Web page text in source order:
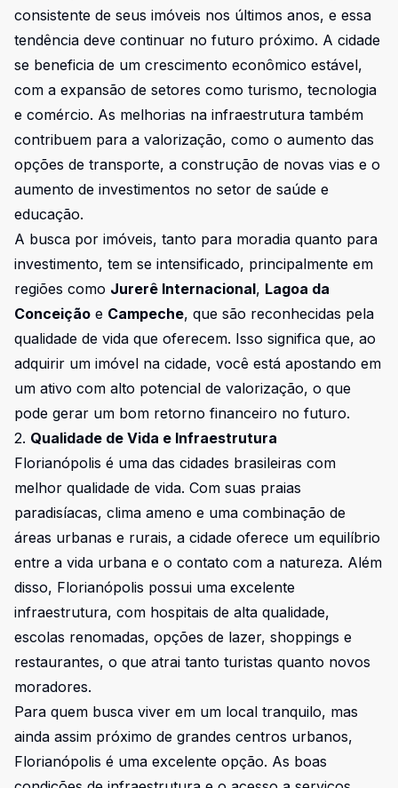
consistente de seus imóveis nos últimos anos, e essa
tendência deve continuar no futuro próximo. A cidade
se beneficia de um crescimento econômico estável,
com a expansão de setores como turismo, tecnologia
e comércio. As melhorias na infraestrutura também
contribuem para a valorização, como o aumento das
opções de transporte, a construção de novas vias e o
aumento de investimentos no setor de saúde e
educação.
A busca por imóveis, tanto para moradia quanto para
investimento, tem se intensificado, principalmente em
regiões como Jurerê Internacional, Lagoa da
Conceição e Campeche, que são reconhecidas pela
qualidade de vida que oferecem. Isso significa que, ao
adquirir um imóvel na cidade, você está apostando em
um ativo com alto potencial de valorização, o que
pode gerar um bom retorno financeiro no futuro.
2. Qualidade de Vida e Infraestrutura
Florianópolis é uma das cidades brasileiras com
melhor qualidade de vida. Com suas praias
paradisíacas, clima ameno e uma combinação de
áreas urbanas e rurais, a cidade oferece um equilíbrio
entre a vida urbana e o contato com a natureza. Além
disso, Florianópolis possui uma excelente
infraestrutura, com hospitais de alta qualidade,
escolas renomadas, opções de lazer, shoppings e
restaurantes, o que atrai tanto turistas quanto novos
moradores.
Para quem busca viver em um local tranquilo, mas
ainda assim próximo de grandes centros urbanos,
Florianópolis é uma excelente opção. As boas